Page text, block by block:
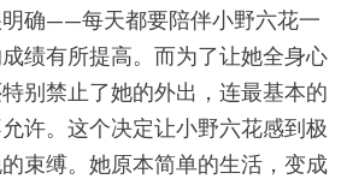
确——每天都要陪伴小野六花一
绩有所提高。而为了让她全身心
别禁止了她的外出，连最基本的
许。这个决定让小野六花感到极
束缚。她原本简单的生活，变成